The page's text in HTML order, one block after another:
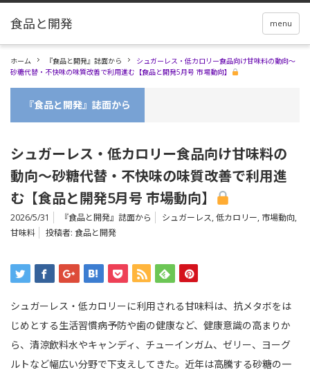
menu
ホーム 『食品と開発』誌面から
シュガーレス・低カロリー食品向け甘味料の動向～
砂糖代替・不快味の味質改善で利用進む【食品と開発5月号 市場動向】
『食品と開発』誌面から
シュガーレス・低カロリー食品向け甘味料の
動向～砂糖代替・不快味の味質改善で利用進
む【食品と開発5月号 市場動向】
2026/5/31 『食品と開発』誌面から シュガーレス, 低カロリー, 市場動向,
甘味料
投稿者: 食品と開発
シュガーレス・低カロリーに利用される甘味料は、抗メタボをは
じめとする生活習慣病予防や歯の健康など、健康意識の高まりか
ら、清涼飲料水やキャンディ、チューインガム、ゼリー、ヨーグ
ルトなど幅広い分野で下支えしてきた。近年は高騰する砂糖の一